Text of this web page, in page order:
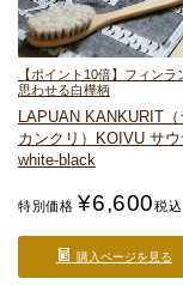
【ポイント10倍】フィンラ
思わせる白樺柄
LAPUAN KANKURIT（
カンクリ）
KOIVU サ
white-black
特別価格 ¥6,600税込
購入ページを見る